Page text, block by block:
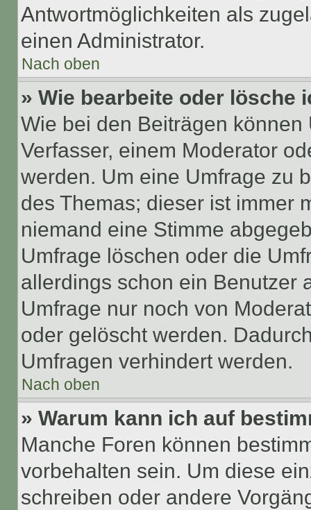
Antwortmöglichkeiten als
einen Administrator.
Nach oben
» Wie bearbeite oder lösche
Wie bei den Beiträgen
Verfasser, einem Moderator
werden. Um eine Umfrage zu
des Themas; dieser ist immer
niemand eine Stimme
Umfrage löschen oder die
allerdings schon ein Benutzer
Umfrage nur noch von
oder gelöscht werden.
Umfragen verhindert werden.
Nach oben
» Warum kann ich auf
Manche Foren können
vorbehalten sein. Um diese
schreiben oder andere